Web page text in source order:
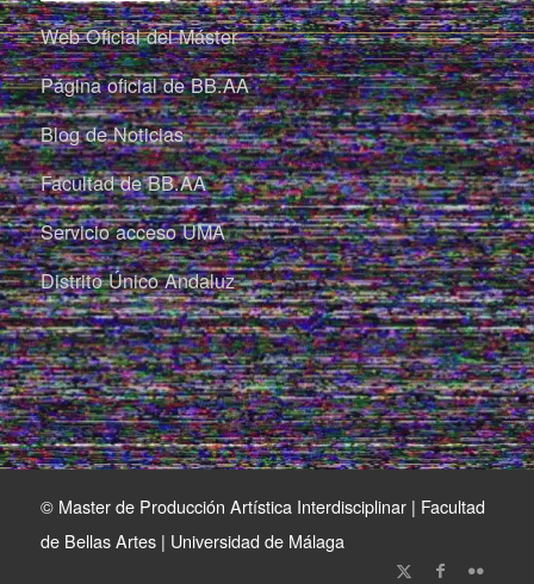
Web Oficial del Máster
Página oficial de BB.AA
Blog de Noticias
Facultad de BB.AA
Servicio acceso UMA
Distrito Único Andaluz
© Master de Producción Artística Interdisciplinar | Facultad
de Bellas Artes | Universidad de Málaga